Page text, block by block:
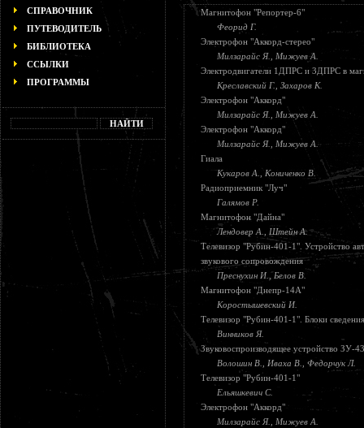
СПРАВОЧНИК
ПУТЕВОДИТЕЛЬ
БИБЛИОТЕКА
ССЫЛКИ
ПРОГРАММЫ
Магнитофон "Репортер-6"
Феорид Г.
Электрофон "Аккорд-стерео"
Милзарайс Я., Мижуев А.
Электродвигатели 1ДПРС и 3ДПРС в
Креславский Г., Захаров К.
Электрофон "Аккорд"
Милзарайс Я., Мижуев А.
Электрофон "Аккорд"
Милзарайс Я., Мижуев А.
Гиала
Кукаров А., Кониченко В.
Радиоприемник "Луч"
Галямов Р.
Магнитофон "Дайна"
Лендовер А., Штейн А.
Телевизор "Рубин-401-1". Устройство
звукового сопровождения
Преснухин И., Белов В.
Магнитофон "Днепр-14А"
Коростышевский И.
Телевизор "Рубин-401-1". Блоки
Винников Я.
Звуковоспроизводящее устройство ЗУ-
Волошин В., Иваха В., Федорчук Л.
Телевизор "Рубин-401-1"
Ельяшкевич С.
Электрофон "Аккорд"
Милзарайс Я., Мижуев А.